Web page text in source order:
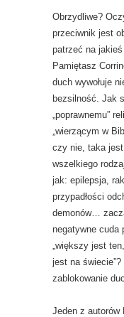
Obrzydliwe?
przeciwnik jest
patrzeć na
Pamiętasz
duch wywołuje
bezsilność. Jak
„poprawnemu”
„wierzącym w
czy nie, taka jest
wszelkiego
jak: epilepsja,
przypadłości
demonów…
negatywne cuda
„większy jest
jest na
zablokowanie
Jeden z autorów